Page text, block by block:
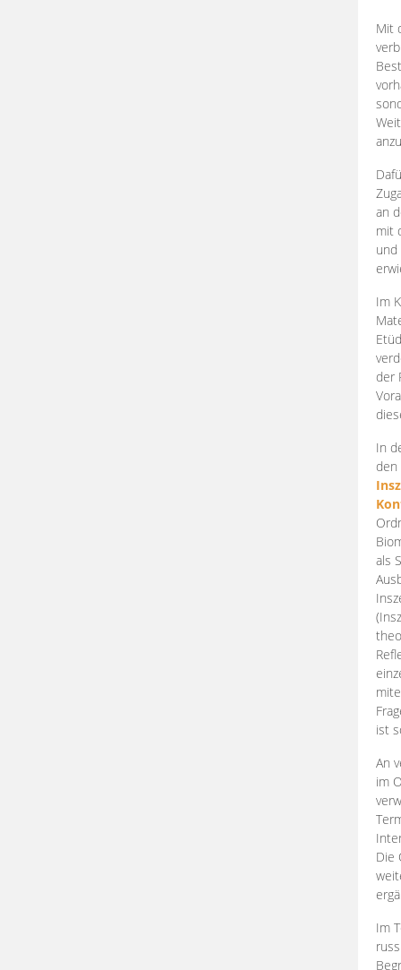
Mit
an
mit
und
Im
der
In
den
als
ist
An
im
Die
Im